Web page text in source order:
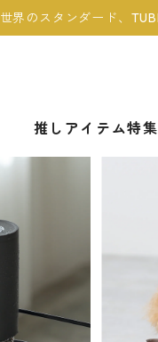
世界のスタンダード、
推しアイテム特集